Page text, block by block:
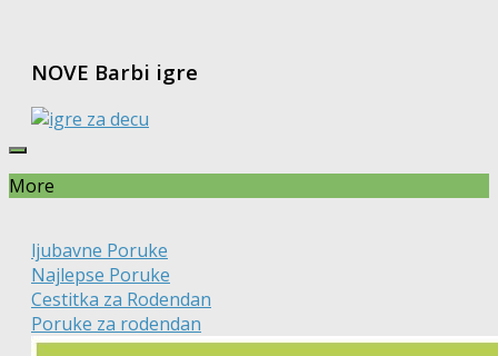
NOVE Barbi igre
More
ljubavne Poruke
Najlepse Poruke
Cestitka za Rodendan
Poruke za rodendan